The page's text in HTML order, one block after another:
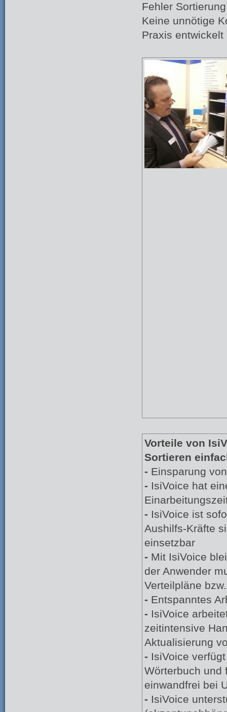
Fehler
Keine unnötige
Praxis
Vorteile von
Sortieren
- Einsparung
- IsiVoice hat
- IsiVoice ist
Aushilfs-Kräfte
einsetzbar
- Mit IsiVoice
der Anwender
Verteilpläne
- Entspanntes
- IsiVoice
zeitintensive
Aktualisierung
- IsiVoice
Wörterbuch und
einwandfrei bei
- IsiVoice